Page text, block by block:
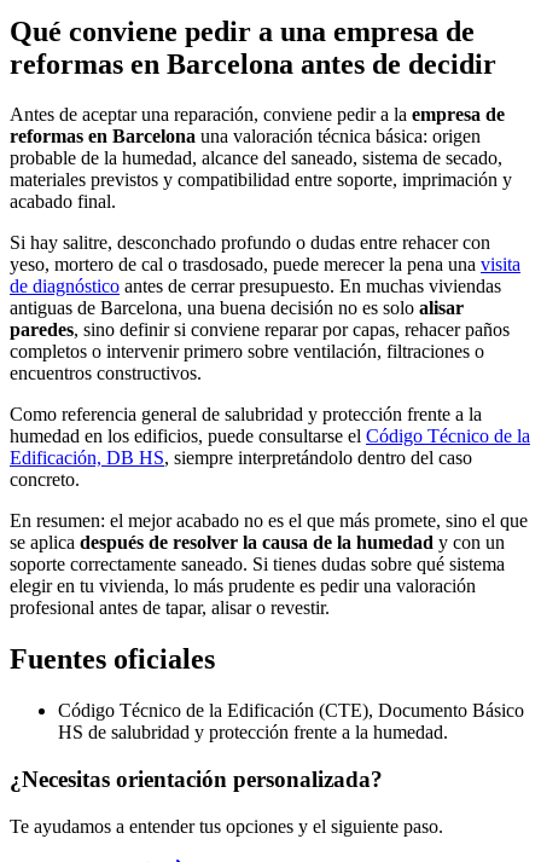
Qué conviene pedir a una empresa de
reformas en Barcelona antes de decidir
Antes de aceptar una reparación, conviene pedir a la empresa de
reformas en Barcelona una valoración técnica básica: origen
probable de la humedad, alcance del saneado, sistema de secado,
materiales previstos y compatibilidad entre soporte, imprimación y
acabado final.
Si hay salitre, desconchado profundo o dudas entre rehacer con
yeso, mortero de cal o trasdosado, puede merecer la pena una visita
de diagnóstico antes de cerrar presupuesto. En muchas viviendas
antiguas de Barcelona, una buena decisión no es solo alisar
paredes, sino definir si conviene reparar por capas, rehacer paños
completos o intervenir primero sobre ventilación, filtraciones o
encuentros constructivos.
Como referencia general de salubridad y protección frente a la
humedad en los edificios, puede consultarse el Código Técnico de la
Edificación, DB HS, siempre interpretándolo dentro del caso
concreto.
En resumen: el mejor acabado no es el que más promete, sino el que
se aplica después de resolver la causa de la humedad y con un
soporte correctamente saneado. Si tienes dudas sobre qué sistema
elegir en tu vivienda, lo más prudente es pedir una valoración
profesional antes de tapar, alisar o revestir.
Fuentes oficiales
Código Técnico de la Edificación (CTE), Documento Básico
HS de salubridad y protección frente a la humedad.
¿Necesitas orientación personalizada?
Te ayudamos a entender tus opciones y el siguiente paso.